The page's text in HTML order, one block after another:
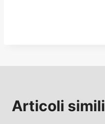
Articoli simili